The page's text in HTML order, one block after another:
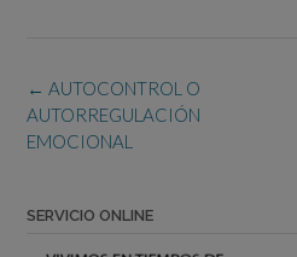
Navegación
de
la
← AUTOCONTROL O
AUTORREGULACIÓN
EMOCIONAL
SERVICIO ONLINE